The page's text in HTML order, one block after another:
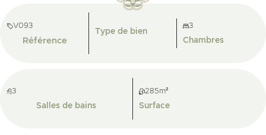
V093
Référence
Type de bien
3
Chambres
3
Salles de bains
285m²
Surface